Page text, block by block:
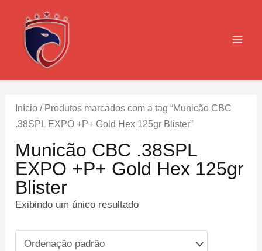
conteúdo
Início / Produtos marcados com a tag “Municão CBC
.38SPL EXPO +P+ Gold Hex 125gr Blister”
Municão CBC .38SPL
EXPO +P+ Gold Hex 125gr
Blister
Exibindo um único resultado